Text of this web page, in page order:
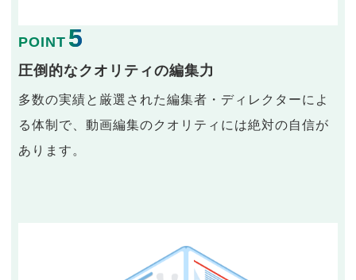
POINT 5
圧倒的なクオリティの編集力
多数の実績と厳選された編集者・ディレクターによ
る体制で、動画編集のクオリティには絶対の自信が
あります。